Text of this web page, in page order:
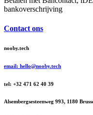
bankoverschrijving
Contact ons
nooby.tech
email: hello@nooby.tech
tel: +32 471 62 40 39
Alsembergsesteenweg 993, 1180